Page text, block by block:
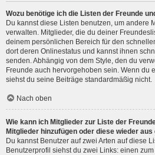
Wozu benötige ich die Listen der Freunde
Du kannst diese Listen benutzen, um andere
verwalten. Mitglieder, die du deiner
deinem persönlichen Bereich für den
dort deren Onlinestatus und kannst ihnen
senden. Abhängig von dem Style, den du
Freunde auch hervorgehoben sein. Wenn du
siehst du seine Beiträge standardmäßig nicht.
Nach oben
Wie kann ich Mitglieder zur Liste der
Mitglieder hinzufügen oder diese wieder
Du kannst Benutzer auf zwei Arten auf diese
Benutzerprofil siehst du zwei Links: einen